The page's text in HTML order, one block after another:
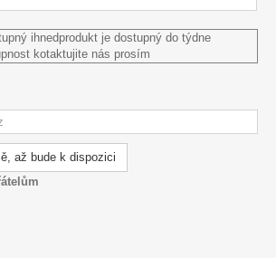
ihnedprodukt je dostupný do týdne
kotaktujite nás prosím
až bude k dispozici